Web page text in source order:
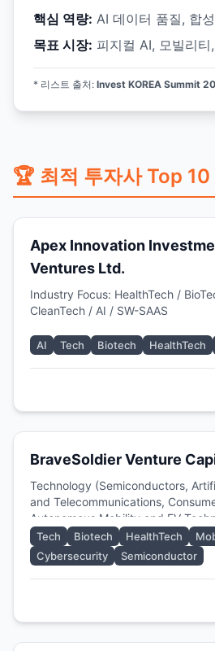
핵심 역량: AI 데이터 품질, 합
목표 시장: 피지컬 AI, 모빌리
* 리스트 출처: Invest KOREA Summit
🏆 최적 투자사 Top 10
Apex Innovation
Ventures Ltd.
Industry Focus: HealthTech /
CleanTech / AI / SW-SAAS
AI Tech Biotech HealthTech
BraveSoldier Venture
Technology (Semiconductors,
and Telecommunications,
Autonomous Mobility and EV
Digital Health, Cybersecurity,
Tech Biotech HealthTech
Cybersecurity
Semiconductor